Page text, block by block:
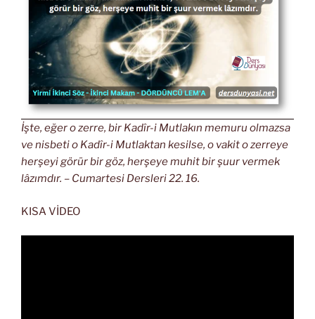
İşte, eğer o zerre, bir Kadîr-i Mutlakın memuru olmazsa
ve nisbeti o Kadîr-i Mutlaktan kesilse, o vakit o zerreye
herşeyi görür bir göz, herşeye muhit bir şuur vermek
lâzımdır. – Cumartesi Dersleri 22. 16.
KISA VİDEO